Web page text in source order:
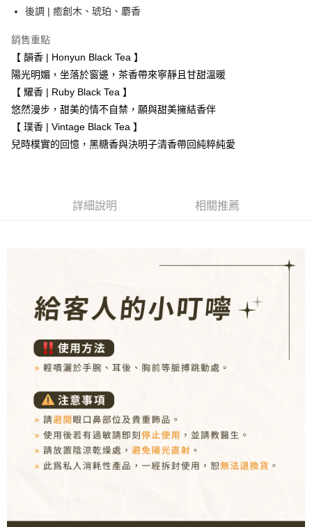
１．於結帳方式選擇「AFTEE先享後付」後，將跳轉至「AFTEE先享後付」
結帳頁面，進行簡訊認證並確認金額後，即可完成結帳。
２．訂單成立數日內，您將收到繳費通知簡訊。
３．收到繳費通知簡訊後14天內，點擊此簡訊中的連結，可透過四大超商／
ATM／網路銀行／等多元方式進行付款，方視為交易完成。
※ 請注意：結帳手續完成當下不需立刻繳費，但若您需要取消訂單，請聯絡
購買商品的店家。未經商家同意取消之訂單仍視為有效，需透過AFTEE先享
後付繳納相關費用。
※ 交易是否成功請以「AFTEE先享後付 」之結帳頁面顯示為準，若有關於
１．透過由恩沛科技股份有限公司提供之「AFTEE先享後付」服務完成之交
３．未成年的使用者請事先徵得法定代理人或監護人之同意方可使用
４．使用「AFTEE先享後付」時，將依據個別帳號之用戶狀況，依本公司即
時審查核予不同之上限額度；若仍有額度不足之情形，本公司將視審查結果
５．嚴禁一人註冊多個帳號或使用他人資訊註冊。若發現惡意使用之情形，
恩沛科技股份有限公司將有權停止該用戶之使用額度並採取法律行動。
全家取貨付款
付款後全家取貨
每筆NT$80，滿NT$1,000(含以上)免運費
7-11取貨付款
每筆NT$80，滿NT$1,000(含以上)免運費
付款後7-11取貨
每筆NT$90，滿NT$1,000(含以上)免運費
後調 | 癒創木、琥珀、麝香
銷售重點
【 韻香 | Honyun Black Tea 】
陽光明媚，坐落於窗邊，茶香帶來寧靜且甘甜溫暖
【 耀香 | Ruby Black Tea 】
悠然漫步，甜美的情不自禁，願與甜美擁結香伴
【 璞香 | Vintage Black Tea 】
兒時樸實的回憶，黑糖香與決明子清香帶回純粹純愛
詳細說明 相關推薦